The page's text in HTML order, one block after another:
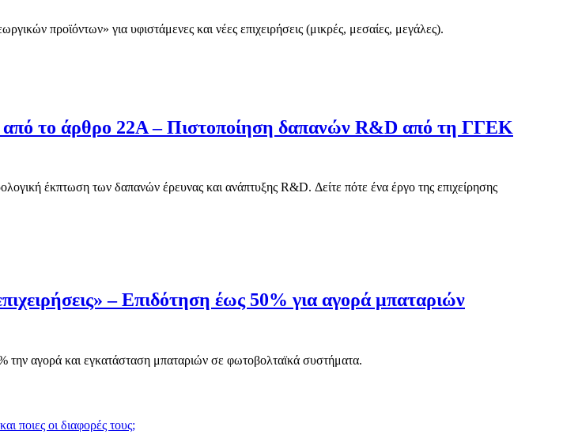
προϊόντων» για υφιστάμενες και νέες επιχειρήσεις (μικρές, μεσαίες, μεγάλες).
από το άρθρο 22Α – Πιστοποίηση δαπανών R&D από τη ΓΓΕΚ
έκπτωση των δαπανών έρευνας και ανάπτυξης R&D. Δείτε πότε ένα έργο της επιχείρησης
– Επιδότηση έως 50% για αγορά μπαταριών
την αγορά και εγκατάσταση μπαταριών σε φωτοβολταϊκά συστήματα.